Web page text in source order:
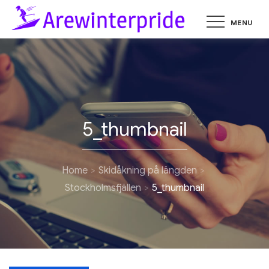
Skip
content
MENU
Skidåkning i de
svenska fjällen
5_thumbnail
Home
Skidåkning på längden
Stockholmsfjällen
5_thumbnail